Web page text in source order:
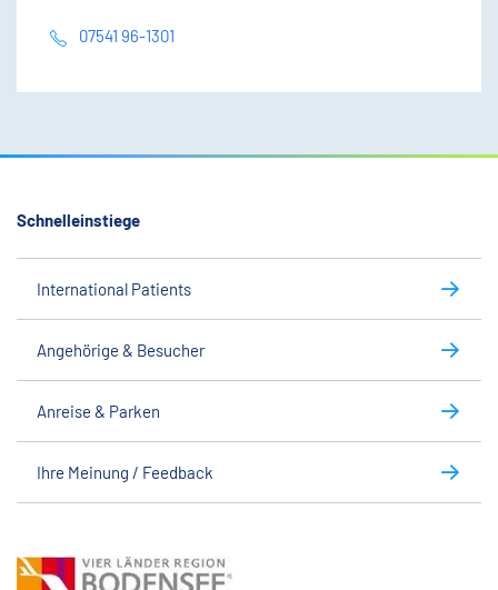
07541 96-1301
Schnelleinstiege
International Patients
Angehörige & Besucher
Anreise & Parken
Ihre Meinung / Feedback